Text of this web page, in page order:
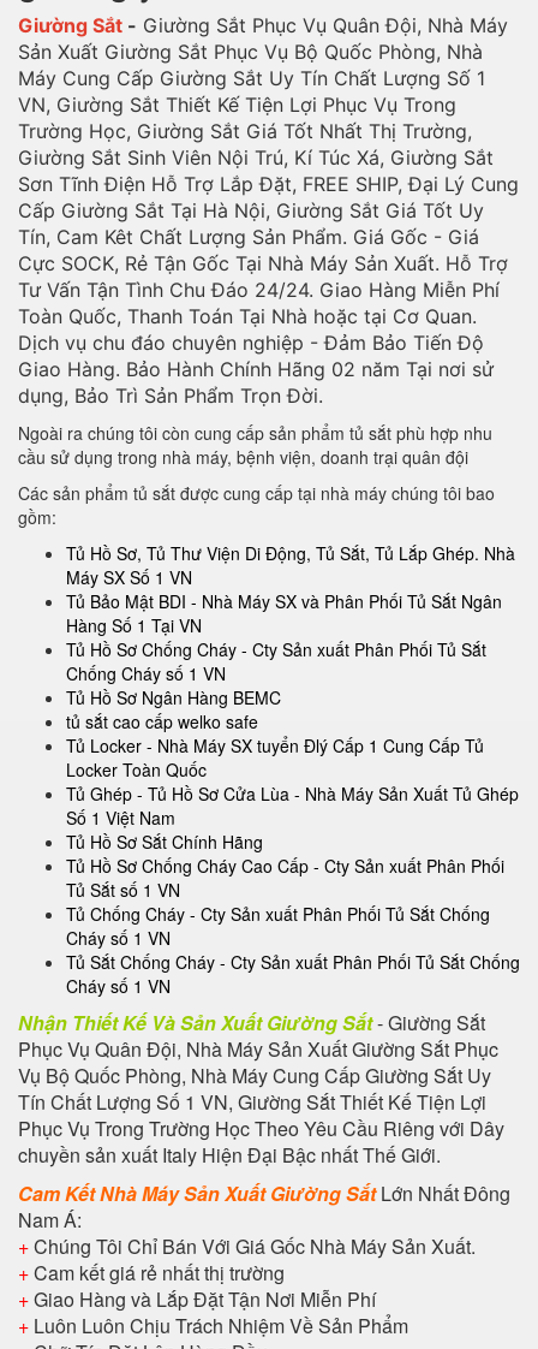
Giường Sắt - Giường Sắt Phục Vụ Quân Đội, Nhà Máy
Sản Xuất Giường Sắt Phục Vụ Bộ Quốc Phòng, Nhà
Máy Cung Cấp Giường Sắt Uy Tín Chất Lượng Số 1
VN, Giường Sắt Thiết Kế Tiện Lợi Phục Vụ Trong
Trường Học, Giường Sắt Giá Tốt Nhất Thị Trường,
Giường Sắt Sinh Viên Nội Trú, Kí Túc Xá, Giường Sắt
Sơn Tĩnh Điện Hỗ Trợ Lắp Đặt, FREE SHIP, Đại Lý Cung
Cấp Giường Sắt Tại Hà Nội, Giường Sắt Giá Tốt Uy
Tín, Cam Kêt Chất Lượng Sản Phẩm. Giá Gốc - Giá
Cực SOCK, Rẻ Tận Gốc Tại Nhà Máy Sản Xuất. Hỗ Trợ
Tư Vấn Tận Tình Chu Đáo 24/24. Giao Hàng Miễn Phí
Toàn Quốc, Thanh Toán Tại Nhà hoặc tại Cơ Quan.
Dịch vụ chu đáo chuyên nghiệp - Đảm Bảo Tiến Độ
Giao Hàng. Bảo Hành Chính Hãng 02 năm Tại nơi sử
dụng, Bảo Trì Sản Phẩm Trọn Đời.
Ngoài ra chúng tôi còn cung cấp sản phẩm tủ sắt phù hợp nhu
cầu sử dụng trong nhà máy, bệnh viện, doanh trại quân đội
Các sản phẩm tủ sắt được cung cấp tại nhà máy chúng tôi bao
gồm:
Tủ Hồ Sơ, Tủ Thư Viện Di Động, Tủ Sắt, Tủ Lắp Ghép. Nhà
Máy SX Số 1 VN
Tủ Bảo Mật BDI - Nhà Máy SX và Phân Phối Tủ Sắt Ngân
Hàng Số 1 Tại VN
Tủ Hồ Sơ Chống Cháy - Cty Sản xuất Phân Phối Tủ Sắt
Chống Cháy số 1 VN
Tủ Hồ Sơ Ngân Hàng BEMC
tủ sắt cao cấp welko safe
Tủ Locker - Nhà Máy SX tuyển Đlý Cấp 1 Cung Cấp Tủ
Locker Toàn Quốc
Tủ Ghép - Tủ Hồ Sơ Cửa Lùa - Nhà Máy Sản Xuất Tủ Ghép
Số 1 Việt Nam
Tủ Hồ Sơ Sắt Chính Hãng
Tủ Hồ Sơ Chống Cháy Cao Cấp - Cty Sản xuất Phân Phối
Tủ Sắt số 1 VN
Tủ Chống Cháy - Cty Sản xuất Phân Phối Tủ Sắt Chống
Cháy số 1 VN
Tủ Sắt Chống Cháy - Cty Sản xuất Phân Phối Tủ Sắt Chống
Cháy số 1 VN
Nhận Thiết Kế Và Sản Xuất Giường Sắt- Giường Sắt
Phục Vụ Quân Đội, Nhà Máy Sản Xuất Giường Sắt Phục
Vụ Bộ Quốc Phòng, Nhà Máy Cung Cấp Giường Sắt Uy
Tín Chất Lượng Số 1 VN, Giường Sắt Thiết Kế Tiện Lợi
Phục Vụ Trong Trường Học Theo Yêu Cầu Riêng với Dây
chuyền sản xuất Italy Hiện Đại Bậc nhất Thế Giới.
Cam Kết Nhà Máy Sản Xuất Giường SắtLớn Nhất Đông
Nam Á:
+Chúng Tôi Chỉ Bán Với Giá Gốc Nhà Máy Sản Xuất.
+Cam kết giá rẻ nhất thị trường
+Giao Hàng và Lắp Đặt Tận Nơi Miễn Phí
+ Luôn Luôn Chịu Trách Nhiệm Về Sản Phẩm